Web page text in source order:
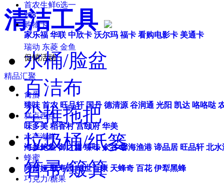
首农生鲜6选一
298
购物卡
家乐福 华联 中欣卡 沃尔玛 福卡 看购电影卡 美通卡
瑞动 东菱 金鱼
促销活动
精品汇聚
禽蛋
臻味 首农 旺品轩 国丹 德清源 谷润通 光阳 凯达 咯咯哒
糕点西点
味多美 稻香村 宫颐府 华美
水产海鲜
海参鲍鱼 御之满 臻味 众谷 馨海渔港 谛品居 旺品轩 北水
蜂蜜
阿茜娅 颐寿园 胡世百康 天蜂奇 百花 伊犁黑蜂
巧克力/糖果
清洁工具
水桶/脸盆
百洁布
尘推拖把
垃圾桶/纸篓
笤帚/簸箕